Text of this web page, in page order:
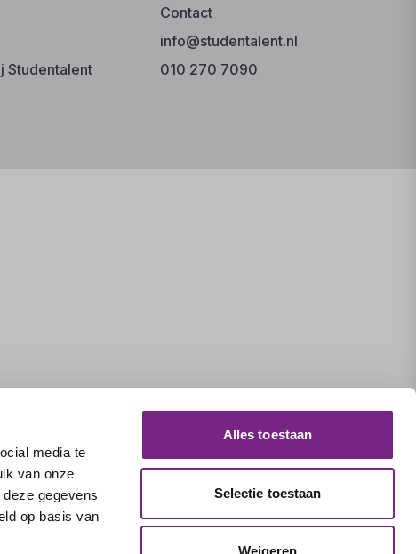
media te
van onze
gegevens
op basis van
Alles toestaan
Selectie toestaan
Weigeren
Studentalent
Contact
info@studentalent.nl
010 270 7090